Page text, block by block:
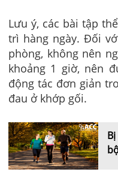
Lưu ý, các bài tập
trì hàng ngày. Đối
phòng, không nên
khoảng 1 giờ, nên
động tác đơn giản
đau ở khớp gối.